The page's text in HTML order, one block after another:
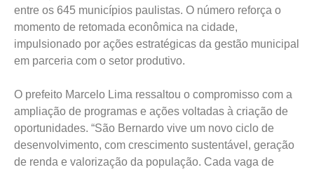
entre os 645 municípios paulistas. O número reforça o
momento de retomada econômica na cidade,
impulsionado por ações estratégicas da gestão municipal
em parceria com o setor produtivo.
O prefeito Marcelo Lima ressaltou o compromisso com a
ampliação de programas e ações voltadas à criação de
oportunidades. “São Bernardo vive um novo ciclo de
desenvolvimento, com crescimento sustentável, geração
de renda e valorização da população. Cada vaga de